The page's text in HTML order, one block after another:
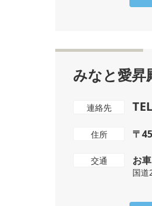
みなと愛昇
連絡先
住所 〒
交通 お車
国道